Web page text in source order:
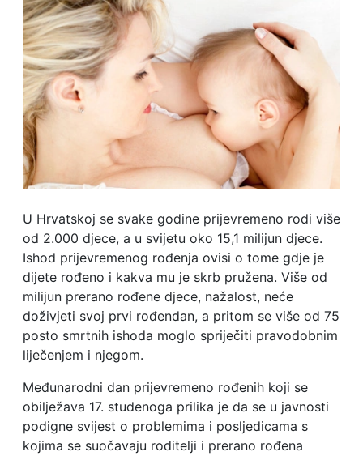
U Hrvatskoj se svake godine prijevremeno rodi više
od 2.000 djece, a u svijetu oko 15,1 milijun djece.
Ishod prijevremenog rođenja ovisi o tome gdje je
dijete rođeno i kakva mu je skrb pružena. Više od
milijun prerano rođene djece, nažalost, neće
doživjeti svoj prvi rođendan, a pritom se više od 75
posto smrtnih ishoda moglo spriječiti pravodobnim
liječenjem i njegom.
Međunarodni dan prijevremeno rođenih koji se
obilježava 17. studenoga prilika je da se u javnosti
podigne svijest o problemima i posljedicama s
kojima se suočavaju roditelji i prerano rođena